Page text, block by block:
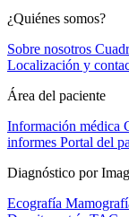
¿Quiénes somos?
Sobre nosotros
Localización y
Área del paciente
Información médica
informes Portal del
Diagnóstico por
Ecografía